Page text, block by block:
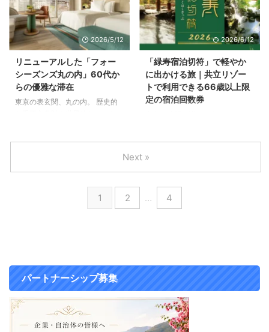
けむりを舞い上げる湯畑は、まさ
に草津温泉のシンボルです。 そ
んな名湯の地・草津の静かな高台
に2026年6月、「界 草津」が誕
草津」の空室・料金を確認 趣の
異なる二つの世界観を持つ「界
草津」 草津白根山の麓に広がる
高台に佇む「界 草津」のコンセ
人の女性の感性にも応えてくれま
す。 今回は、2026年7月に千葉
県御宿町に誕生する全10室のラ
グジュアリーリゾート 「御宿 五
します。 “里海リトリート”「御宿
五氣里 -Onjuku Itsukiri-」 太平
洋を望む白砂の御宿海岸に誕生す
る「御宿 五氣里」は、温泉・サ
2026/5/12
リニューアルした「フォー
シーズンズ丸の内」60代か
らの優雅な滞在
東京の表玄関、丸の内。 歴史的
に生まれ変わった 「フォーシー
ズンズホテル丸の内 東京」をご
紹介します。 ▶フォーシーズン
ズホテル丸の内の料金・空室状況
ホテル丸の内 東京」が、 2025年
7月にスタートした客室お ...
2026/6/12
「緑寿宿泊切符」で軽やか
に出かける旅｜共立リゾー
トで利用できる66歳以上限
定の宿泊回数券
楽しみたい」という 声が増えて
いるようです。 そこで今回は、
数え年66歳の節目を祝う「緑寿
（ろくじゅ）」にちなんだ、 66
歳以上の方が国内の「共立リゾー
多彩な世界観を愉しめる共立リゾ
ートの宿 北海道から沖縄まで ...
1 2 … 4
Next »
パートナーシップ募集